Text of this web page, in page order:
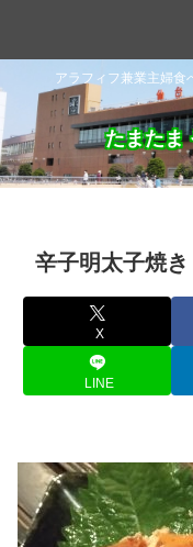
アラフィフ兼業主婦食
たまたま
辛子明太子焼
X
LINE